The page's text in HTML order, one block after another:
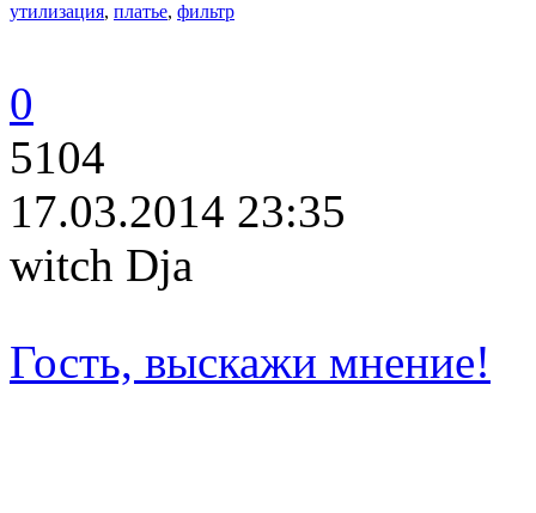
утилизация, платье, фильтр
0
5104
17.03.2014 23:35
witch Dja
Гость, выскажи мнение!